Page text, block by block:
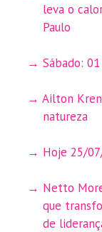
leva o
Paulo
Sábado:
Ailton
natureza
Hoje 25/
Netto
que
de